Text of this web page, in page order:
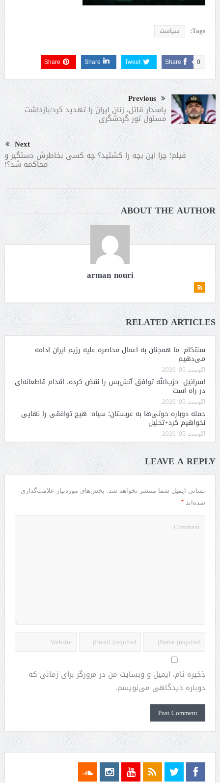
Tags: سیاست
Share 0
Tweet
Share
Share
Previous
پاسدار قاتل، زنان ایران را تهدید کرد/بازداشت
مسئول تور گردشگری
Next
فیلم؛ چرا این بچه را کشتید؟ چه کسی بخاطرش دستگیر و
محاکمه شد؟!
ABOUT THE AUTHOR
arman nouri
RELATED ARTICLES
سنتکام: ما همچنان به اعمال محاصره علیه رژیم ایران ادامه
می‌دهیم
آگوست 05, 2026
اسرائیل: حزب‌الله توافق آتش‌بس را نقض کرده، اقدام قاطعانه‌ای
در راه است
آگوست 05, 2026
حمله دوباره حوثی‌ها به عربستان؛ سپاه: هیچ توافقی را نهایی
نخواهیم کرد+تحلیل
آگوست 05, 2026
LEAVE A REPLY
نشانی ایمیل شما منتشر نخواهد شد. بخش‌های موردنیاز علامت‌گذاری
شده‌اند *
ذخیره نام، ایمیل و وبسایت من در مرورگر برای زمانی که
دوباره دیدگاهی می‌نویسم.